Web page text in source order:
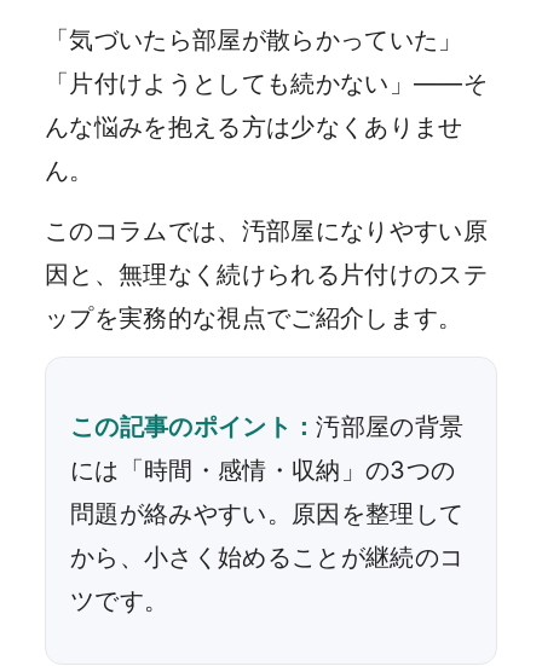
「気づいたら部屋が散らかっていた」
「片付けようとしても続かない」——そ
んな悩みを抱える方は少なくありませ
ん。
このコラムでは、汚部屋になりやすい原
因と、無理なく続けられる片付けのステ
ップを実務的な視点でご紹介します。
この記事のポイント：汚部屋の背景
には「時間・感情・収納」の3つの
問題が絡みやすい。原因を整理して
から、小さく始めることが継続のコ
ツです。